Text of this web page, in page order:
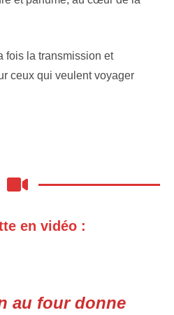
fois la transmission et
ceux qui veulent voyager
en vidéo :
au four donne